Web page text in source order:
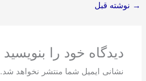
→ نوشته قبل
دیدگاه‌ خود را بنویسید
نشانی ایمیل شما منتشر نخواهد شد.